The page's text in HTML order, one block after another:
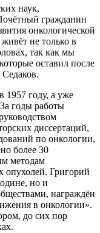
наук,
гражданин
онкологической
не только в
так как мы
оставил после
Седаков.
1957 году, а уже
годы работы
диссертаций,
по онкологии,
более 30
методам
опухолей. Григорий
но и
награждён
в онкологии».
до сих пор